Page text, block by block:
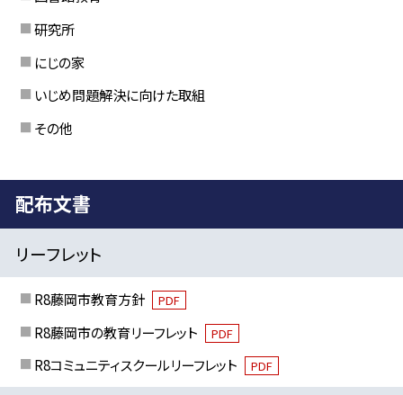
研究所
にじの家
いじめ問題解決に向けた取組
その他
配布文書
リーフレット
R8藤岡市教育方針 PDF
R8藤岡市の教育リーフレット PDF
R8コミュニティスクールリーフレット PDF